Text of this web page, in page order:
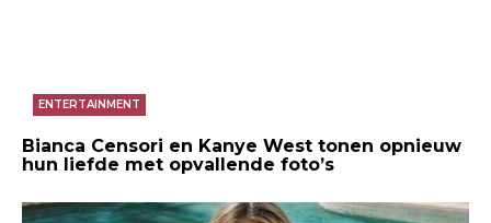
ENTERTAINMENT
Bianca Censori en Kanye West tonen opnieuw
hun liefde met opvallende foto’s